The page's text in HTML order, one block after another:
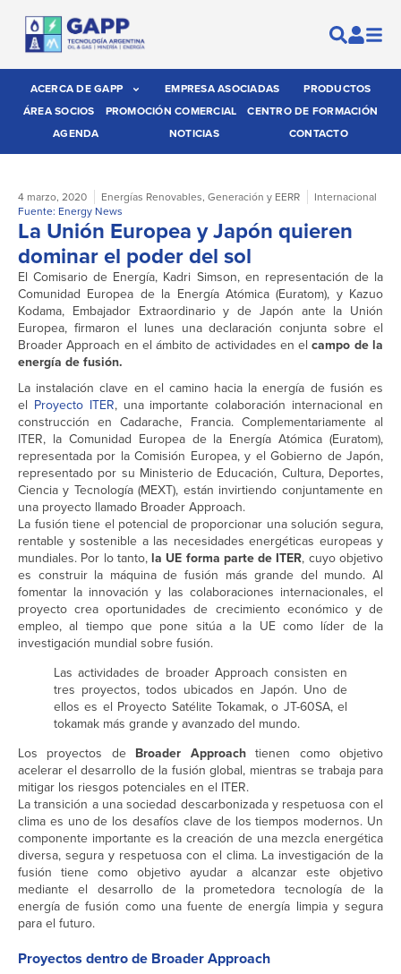
ACERCA DE GAPP EMPRESA ASOCIADAS
PRODUCTOS
ÁREA SOCIOS
PROMOCIÓN COMERCIAL
CENTRO DE FORMACIÓN
AGENDA
NOTICIAS CONTACTO
4 marzo, 2020 Energías Renovables, Generación y EERR
Internacional
Fuente: Energy News
La Unión Europea y Japón quieren
dominar el poder del sol
El Comisario de Energía, Kadri Simson, en representación de la
Comunidad Europea de la Energía Atómica (Euratom), y Kazuo
Kodama, Embajador Extraordinario y de Japón ante la Unión
Europea, firmaron el lunes una declaración conjunta sobre el
Broader Approach en el ámbito de actividades en elcampo de la
energía de fusión.
La instalación clave en el camino hacia la energía de fusión es
el Proyecto ITER, una importante colaboración internacional en
construcción en Cadarache, Francia. Complementariamente al
ITER, la Comunidad Europea de la Energía Atómica (Euratom),
representada por la Comisión Europea, y el Gobierno de Japón,
representado por su Ministerio de Educación, Cultura, Deportes,
Ciencia y Tecnología (MEXT), están invirtiendo conjuntamente en
una proyecto llamado Broader Approach.
La fusión tiene el potencial de proporcionar una solución segura,
rentable y sostenible a las necesidades energéticas europeas y
mundiales. Por lo tanto, la UE forma parte de ITER, cuyo objetivo
es construir la máquina de fusión más grande del mundo. Al
fomentar la innovación y las colaboraciones internacionales, el
proyecto crea oportunidades de crecimiento económico y de
empleo, al tiempo que pone sitúa a la UE como líder de la
investigación mundial sobre fusión.
Las actividades de broader Approach consisten en
tres proyectos, todos ubicados en Japón. Uno de
ellos es el Proyecto Satélite Tokamak, o JT-60SA, el
tokamak más grande y avanzado del mundo.
Los proyectos de Broader Approachtienen como objetivo
acelerar el desarrollo de la fusión global, mientras se trabaja para
mitigar los riesgos potenciales en el ITER.
La transición a una sociedad descarbonizada y respetuosa con el
clima es uno de los desafíos clave de los tiempos modernos. Un
componente importante es la creación de una mezcla energética
diversa, segura y respetuosa con el clima. La investigación de la
fusión tiene como objetivo ayudar a alcanzar este objetivo
mediante el desarrollo de la prometedora tecnología de la
energía de fusión como una fuente de energía limpia y segura
para el futuro.
Proyectos dentro de Broader Approach